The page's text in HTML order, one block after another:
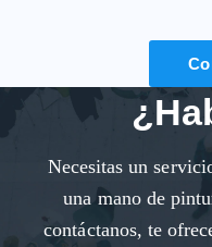
Necesitas un
una mano de
contáctanos, te